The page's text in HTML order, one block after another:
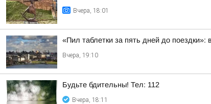
Вчера, 18:01
«Пил таблетки за пять дней до
Вчера, 19:10
Будьте бдительны! Тел: 112
Вчера, 18:11